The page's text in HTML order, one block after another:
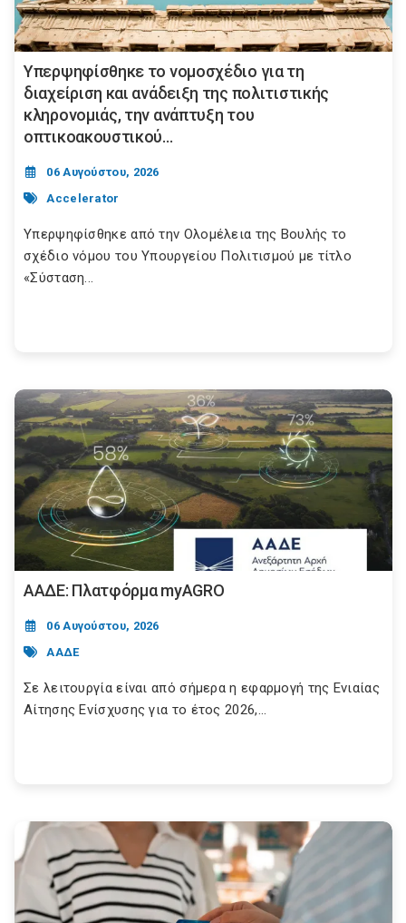
Υπερψηφίσθηκε το νομοσχέδιο για τη
διαχείριση και ανάδειξη της πολιτιστικής
κληρονομιάς, την ανάπτυξη του
οπτικοακουστικού...
06 Αυγούστου, 2026
Accelerator
Υπερψηφίσθηκε από την Ολομέλεια της Βουλής το
σχέδιο νόμου του Υπουργείου Πολιτισμού με τίτλο
«Σύσταση...
ΑΑΔΕ: Πλατφόρμα myAGRO
06 Αυγούστου, 2026
ΑΑΔΕ
Σε λειτουργία είναι από σήμερα η εφαρμογή της Ενιαίας
Αίτησης Ενίσχυσης για το έτος 2026,...